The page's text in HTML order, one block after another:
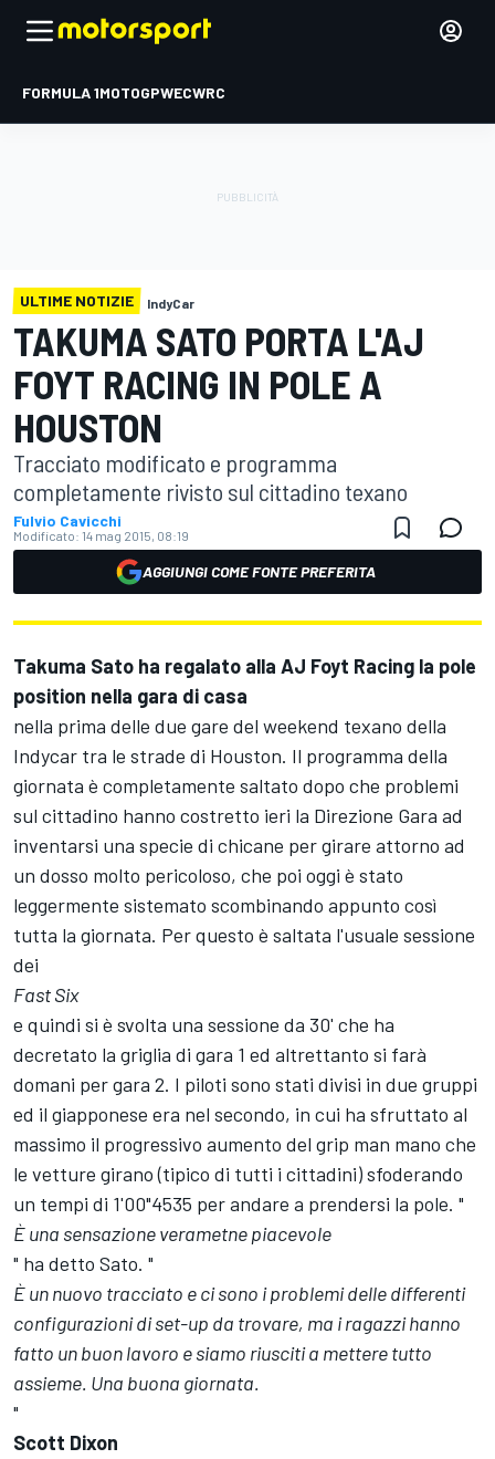
FORMULA 1MOTOGPWECWRC
ULTIME NOTIZIE IndyCar
TAKUMA SATO PORTA L'AJ
FOYT RACING IN POLE A
HOUSTON
Tracciato modificato e programma
completamente rivisto sul cittadino texano
Fulvio Cavicchi
Modificato: 14 mag 2015, 08:19
AGGIUNGI COME FONTE PREFERITA
Takuma Sato ha regalato alla AJ Foyt Racing la pole
position nella gara di casa
nella prima delle due gare del weekend texano della
Indycar tra le strade di Houston. Il programma della
giornata è completamente saltato dopo che problemi
sul cittadino hanno costretto ieri la Direzione Gara ad
inventarsi una specie di chicane per girare attorno ad
un dosso molto pericoloso, che poi oggi è stato
leggermente sistemato scombinando appunto così
tutta la giornata. Per questo è saltata l'usuale sessione
dei
Fast Six
e quindi si è svolta una sessione da 30' che ha
decretato la griglia di gara 1 ed altrettanto si farà
domani per gara 2. I piloti sono stati divisi in due gruppi
ed il giapponese era nel secondo, in cui ha sfruttato al
massimo il progressivo aumento del grip man mano che
le vetture girano (tipico di tutti i cittadini) sfoderando
un tempi di 1'00"4535 per andare a prendersi la pole. "
È una sensazione verametne piacevole
" ha detto Sato. "
È un nuovo tracciato e ci sono i problemi delle differenti
configurazioni di set-up da trovare, ma i ragazzi hanno
fatto un buon lavoro e siamo riusciti a mettere tutto
assieme. Una buona giornata.
"
Scott Dixon